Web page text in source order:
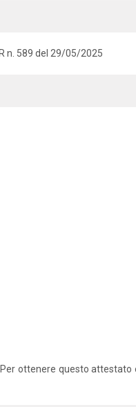
n. 589 del 29/05/2025
ottenere questo